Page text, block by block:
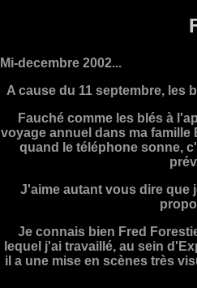
Mi-decembre 2002...
A cause du 11 septembre, les
Fauché comme les blés à
voyage annuel dans ma
quand le téléphone sonne,
J'aime autant vous dire que
Je connais bien Fred
lequel j'ai travaillé, au sein
il a une mise en scènes très